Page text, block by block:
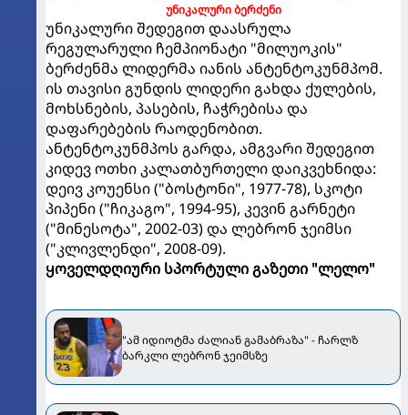
უნიკალური ბერძენი
უნიკალური შედეგით დაასრულა
რეგულარული ჩემპიონატი "მილუოკის"
ბერძენმა ლიდერმა იანის ანტენტოკუნმპომ.
ის თავისი გუნდის ლიდერი გახდა ქულების,
მოხსნების, პასების, ჩაჭრებისა და
დაფარებების რაოდენობით.
ანტენტოკუნმპოს გარდა, ამგვარი შედეგით
კიდევ ოთხი კალათბურთელი დაიკვეხნიდა:
დეივ კოუენსი ("ბოსტონი", 1977-78), სკოტი
პიპენი ("ჩიკაგო", 1994-95), კევინ გარნეტი
("მინესოტა", 2002-03) და ლებრონ ჯეიმსი
("კლივლენდი", 2008-09).
ყოველდღიური სპორტული გაზეთი "ლელო"
"ამ იდიოტმა ძალიან გამაბრაზა" - ჩარლზ
ბარკლი ლებრონ ჯეიმსზე